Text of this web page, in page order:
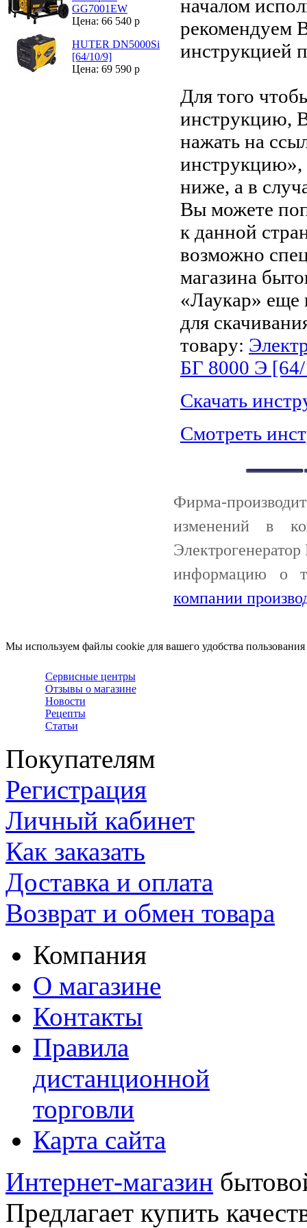
GG7001EW
Цена: 66 540 р
HUTER DN5000Si
[64/10/9]
Цена: 69 590 р
началом
рекомендуем
инструкцией
Для того
инструкцию,
нажать на
ниже, а в
Вы можете
к данной
возможно
магазина
«Лаукар» еще
для
товару:
БГ 8000 Э
Скачать
Смотреть
Фирма-
изменений в
информацию о
компании
Мы используем файлы cookie для вашего удобства
Сервисные центры
Отзывы о магазине
Новости
Рецепты
Статьи
Покупателям
Регистрация
Личный кабинет
Как заказать
Доставка и оплата
Возврат и обмен товара
Компания
О магазине
Контакты
Правила
дистанционной
торговли
Карта сайта
Интернет-магазин
Предлагает купить